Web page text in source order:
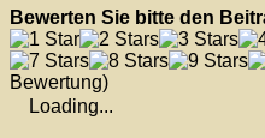
Bewerten Sie bitte den
Bewertung)
Loading...